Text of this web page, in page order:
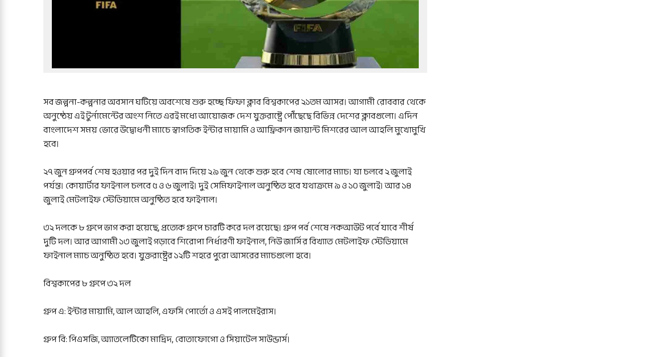
সব জল্পনা-কল্পনার অবসান ঘটিয়ে অবশেষে শুরু হচ্ছে ফিফা ক্লাব বিশ্বকাপের ২১তম আসর। আগামী রোববার থেকে
অনুষ্ঠেয় এই টুর্নামেন্টের অংশ নিতে এরই মধ্যে আয়োজক দেশ যুক্তরাষ্ট্রে পৌঁছেছে বিভিন্ন দেশের ক্লাবগুলো। এদিন
বাংলাদেশ সময় ভোরে উদ্বোধনী ম্যাচে স্বাগতিক ইন্টার মায়ামি ও আফ্রিকান জায়ান্ট মিশরের আল আহলি মুখোমুখি
হবে।
২৭ জুন গ্রুপপর্ব শেষ হওয়ার পর দুই দিন বাদ দিয়ে ২৯ জুন থেকে শুরু হবে শেষ ষোলোর ম্যাচ। যা চলবে ২ জুলাই
পর্যন্ত। কোয়ার্টার ফাইনাল চলবে ৫ ও ৬ জুলাই। দুই সেমিফাইনাল অনুষ্ঠিত হবে যথাক্রমে ৯ ও ১০ জুলাই। আর ১৪
জুলাই মেটলাইফ স্টেডিয়ামে অনুষ্ঠিত হবে ফাইনাল।
৩২ দলকে ৮ গ্রুপে ভাগ করা হয়েছে, প্রত্যেক গ্রুপে চারটি করে দল রয়েছে। গ্রুপ পর্ব শেষে নকআউট পর্বে যাবে শীর্ষ
দুটি দল। আর আগামী ১৩ জুলাই গড়াবে শিরোপা নির্ধারণী ফাইনাল, নিউ জার্সির বিখ্যাত মেটলাইফ স্টেডিয়ামে
ফাইনাল ম্যাচ অনুষ্ঠিত হবে। যুক্তরাষ্ট্রের ১২টি শহরে পুরো আসরের ম্যাচগুলো হবে।
বিশ্বকাপের ৮ গ্রুপে ৩২ দল
গ্রুপ এ: ইন্টার মায়ামি, আল আহলি, এফসি পোর্তো ও এসই পালমেইরাস।
গ্রুপ বি: পিএসজি, অ্যাতলেটিকো মাদ্রিদ, বোতাফোগো ও সিয়াটেল সাউন্ডার্স।